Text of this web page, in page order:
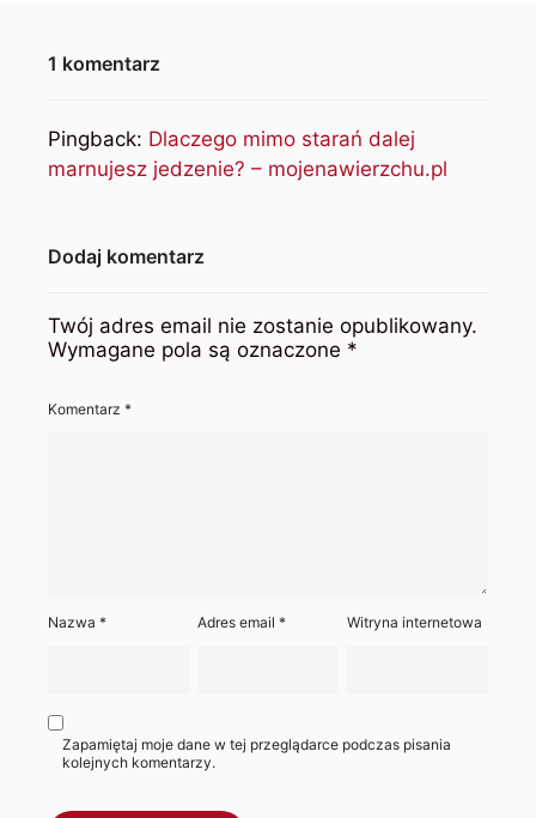
1 komentarz
Pingback: Dlaczego mimo starań dalej
marnujesz jedzenie? – mojenawierzchu.pl
Dodaj komentarz
Twój adres email nie zostanie opublikowany.
Wymagane pola są oznaczone *
Komentarz *
Nazwa * Adres email* Witryna internetowa
Zapamiętaj moje dane w tej przeglądarce podczas pisania
kolejnych komentarzy.